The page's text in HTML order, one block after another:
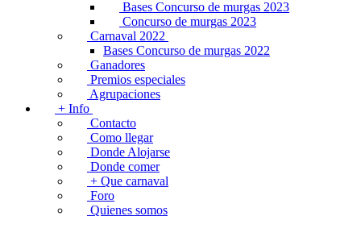
Bases Concurso de murgas 2023
Concurso de murgas 2023
Carnaval 2022
Bases Concurso de murgas 2022
Ganadores
Premios especiales
Agrupaciones
+ Info
Contacto
Como llegar
Donde Alojarse
Donde comer
+ Que carnaval
Foro
Quienes somos